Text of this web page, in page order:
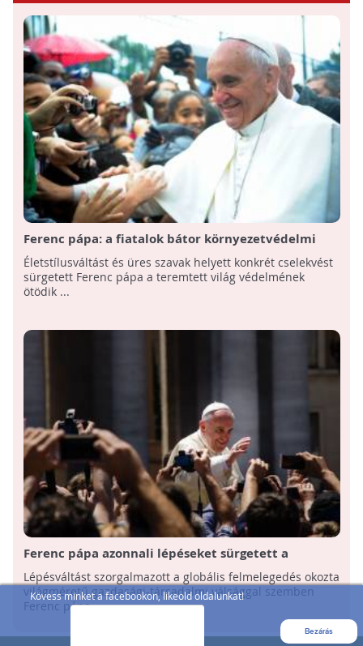
Kövess minket a facebookon, likeold oldalunkat!
Bezárás
Ferenc pápa: a fiatalok bátor környezetvédelmi
lépéseket követelnek
Életstílusváltást és üres szavak helyett konkrét cselekvést
sürgetett Ferenc pápa a teremtett világ védelmének
ötödik ...
Ferenc pápa azonnali lépéseket sürgetett a
klímaváltozás ellensúlyozására
Lépésváltást szorgalmazott a globális felmelegedés okozta
világméretű gazdasági-társadalmi válsággal szemben
Ferenc pápa